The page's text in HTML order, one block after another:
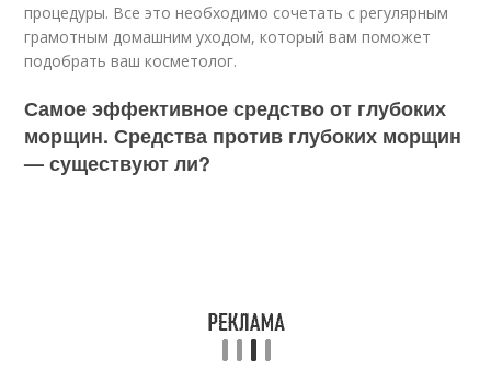
процедуры. Все это необходимо сочетать с регулярным
грамотным домашним уходом, который вам поможет
подобрать ваш косметолог.
Самое эффективное средство от глубоких
морщин. Средства против глубоких морщин
— существуют ли?